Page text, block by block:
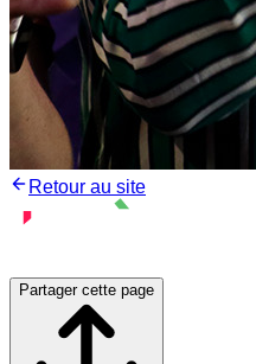
Retour au site
Partager cette page